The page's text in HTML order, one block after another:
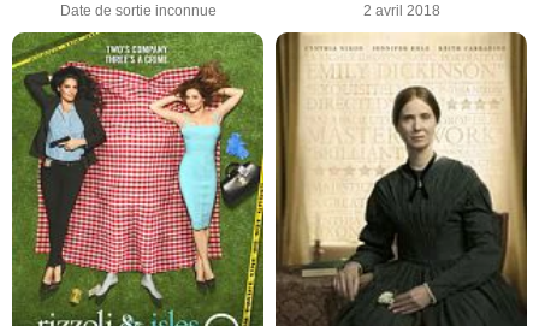
Date de sortie inconnue 2 avril 2018